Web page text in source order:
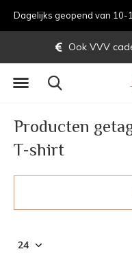
Ook VVV
Producten
T-shirt